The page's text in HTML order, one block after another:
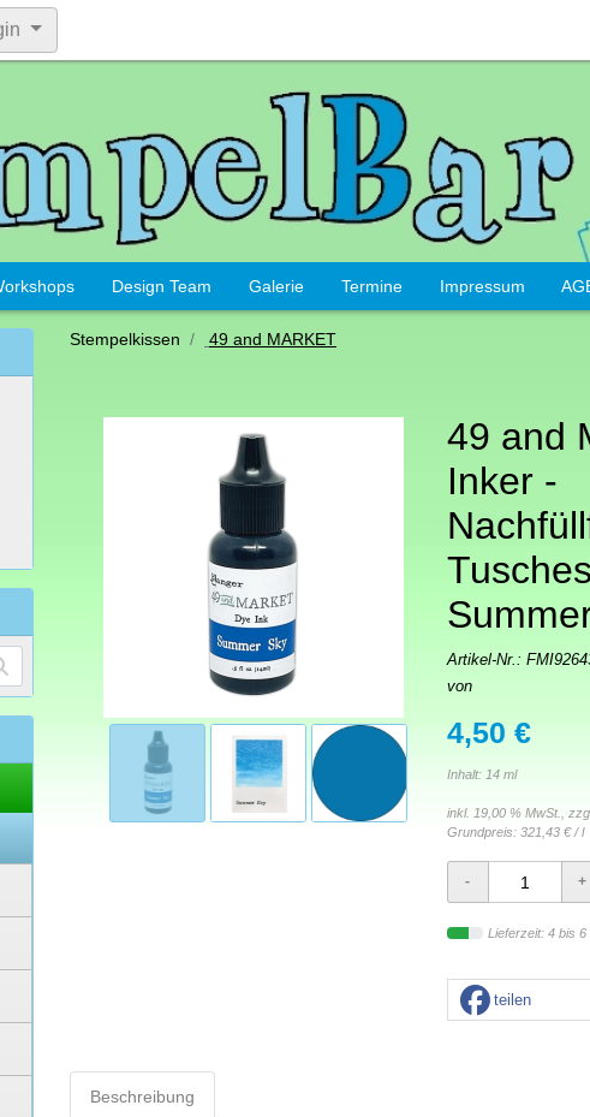
Design Team Galerie Termine Impressum
Stempelkissen 49 and MARKET
49 and
Inker -
Artikel-Nr.:
von
4,50 €
Inhalt: 14 ml
inkl. 19,00 % MwSt.,
Grundpreis: 321,43 € / l
Lieferzeit: 4 bis 6
teilen
Beschreibung